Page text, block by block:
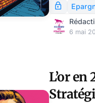
questions
centrale et
Morgan
des métaux
saisissant.
6 mai
L’or en